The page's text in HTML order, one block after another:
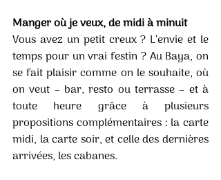
Manger où je veux, de midi à minuit
Vous avez un petit creux ? L’envie et le
temps pour un vrai festin ? Au Baya, on
se fait plaisir comme on le souhaite, où
on veut – bar, resto ou terrasse – et à
toute heure grâce à plusieurs
propositions complémentaires : la carte
midi, la carte soir, et celle des dernières
arrivées, les cabanes.